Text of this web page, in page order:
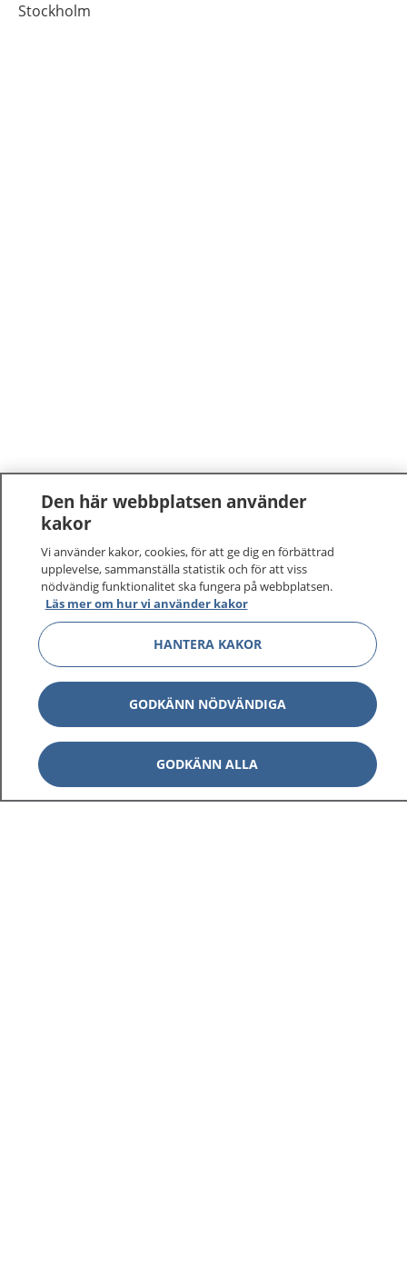
Stockholm
1177 tryggt om din hälsa och vård
På 1177.se får du råd om hälsa och information om
sjukdomar och vilka mottagningar du kan kontakta.
vårdärenden. Ring telefonnummer 1177 för
sjukvårdsrådgivning dygnet runt.
1177 ger dig råd när du vill må bättre.
Den här webbplatsen använder
kakor
Vi använder kakor, cookies, för att ge dig en förbättrad
upplevelse, sammanställa statistik och för att viss
nödvändig funktionalitet ska fungera på webbplatsen.
Läs mer om hur vi använder kakor
HANTERA KAKOR
GODKÄNN NÖDVÄNDIGA
GODKÄNN ALLA